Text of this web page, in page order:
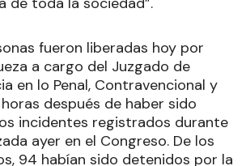
fueron liberadas hoy por
a cargo del Juzgado de
en lo Penal, Contravencional y
horas después de haber sido
incidentes registrados durante
ayer en el Congreso. De los
94 habían sido detenidos por la